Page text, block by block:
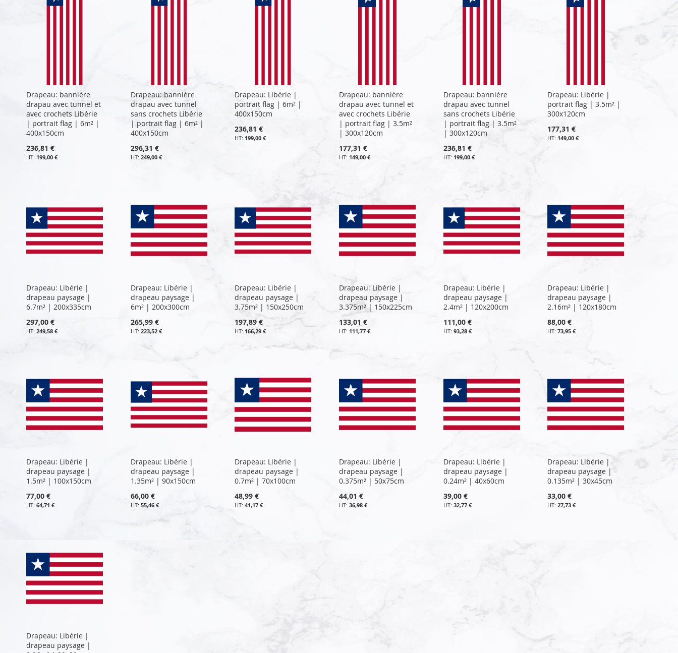
Drapeau: bannière
drapau avec tunnel et
avec crochets Libérie
| portrait flag | 6m² |
400x150cm
236,81 €
199,00 €
Drapeau: bannière
drapau avec tunnel
sans crochets Libérie
| portrait flag | 6m² |
400x150cm
296,31 €
249,00 €
Drapeau: Libérie |
portrait flag | 6m² |
400x150cm
236,81 €
199,00 €
Drapeau: bannière
drapau avec tunnel et
avec crochets Libérie
| portrait flag | 3.5m²
| 300x120cm
177,31 €
149,00 €
Drapeau: bannière
drapau avec tunnel
sans crochets Libérie
| portrait flag | 3.5m²
| 300x120cm
236,81 €
199,00 €
Drapeau: Libérie |
portrait flag | 3.5m² |
300x120cm
177,31 €
149,00 €
Drapeau: Libérie |
drapeau paysage |
6.7m² | 200x335cm
297,00 €
249,58 €
Drapeau: Libérie |
drapeau paysage |
6m² | 200x300cm
265,99 €
223,52 €
Drapeau: Libérie |
drapeau paysage |
3.75m² | 150x250cm
197,89 €
166,29 €
Drapeau: Libérie |
drapeau paysage |
3.375m² | 150x225cm
133,01 €
111,77 €
Drapeau: Libérie |
drapeau paysage |
2.4m² | 120x200cm
111,00 €
93,28 €
Drapeau: Libérie |
drapeau paysage |
2.16m² | 120x180cm
88,00 €
73,95 €
Drapeau: Libérie |
drapeau paysage |
1.5m² | 100x150cm
77,00 €
64,71 €
Drapeau: Libérie |
drapeau paysage |
1.35m² | 90x150cm
66,00 €
55,46 €
Drapeau: Libérie |
drapeau paysage |
0.7m² | 70x100cm
48,99 €
41,17 €
Drapeau: Libérie |
drapeau paysage |
0.375m² | 50x75cm
44,01 €
36,98 €
Drapeau: Libérie |
drapeau paysage |
0.24m² | 40x60cm
39,00 €
32,77 €
Drapeau: Libérie |
drapeau paysage |
0.135m² | 30x45cm
33,00 €
27,73 €
Drapeau: Libérie |
drapeau paysage |